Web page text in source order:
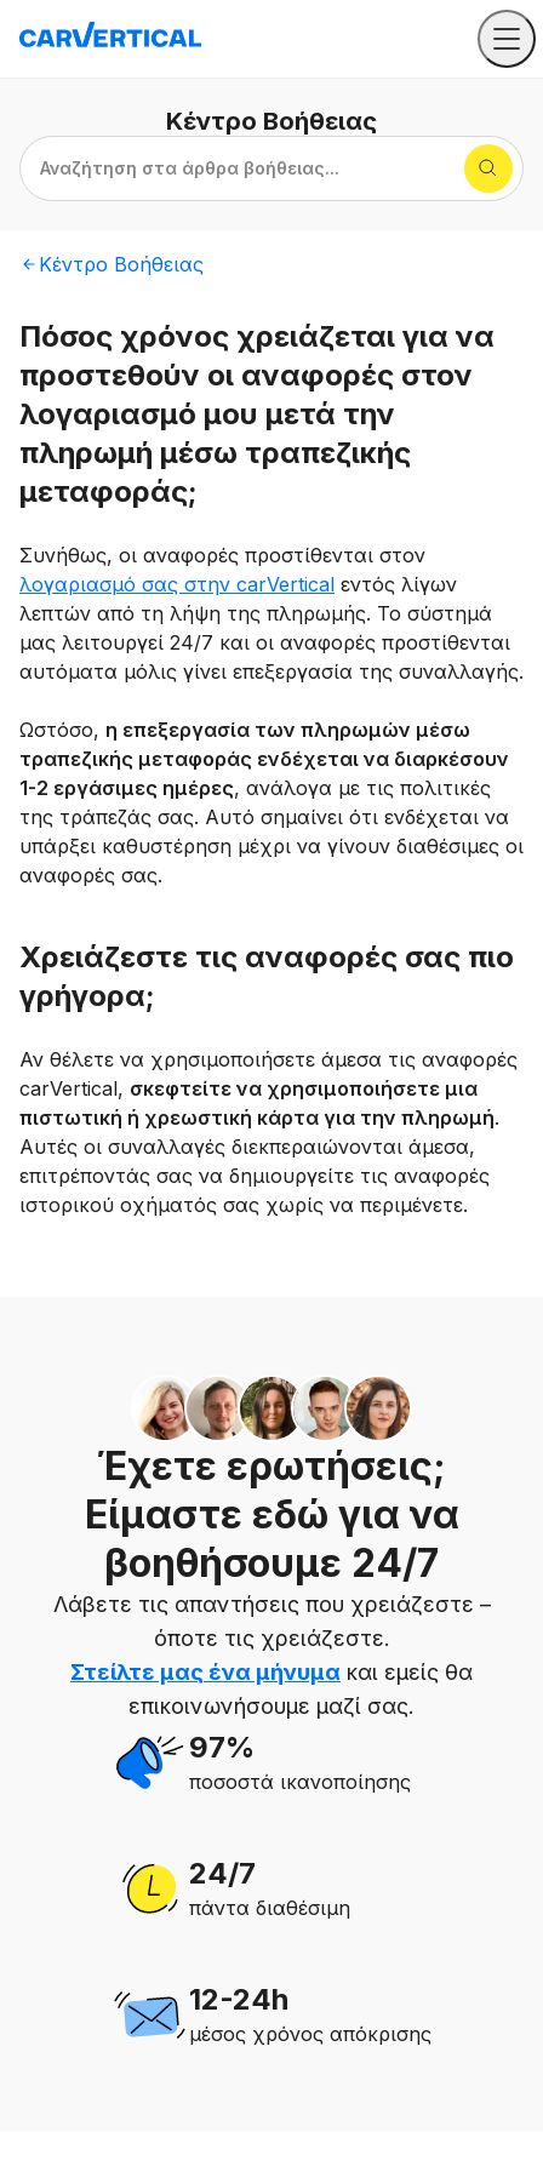
Κέντρο Βοήθειας
Αναζήτηση στα άρθρα βοήθειας...
Κέντρο Βοήθειας
Πόσος χρόνος χρειάζεται για να
προστεθούν οι αναφορές στον
λογαριασμό μου μετά την
πληρωμή μέσω τραπεζικής
μεταφοράς;
Συνήθως, οι αναφορές προστίθενται στον
λογαριασμό σας στην carVertical εντός λίγων
λεπτών από τη λήψη της πληρωμής. Το σύστημά
μας λειτουργεί 24/7 και οι αναφορές προστίθενται
αυτόματα μόλις γίνει επεξεργασία της συναλλαγής.
Ωστόσο, η επεξεργασία των πληρωμών μέσω
τραπεζικής μεταφοράς ενδέχεται να διαρκέσουν
1-2 εργάσιμες ημέρες, ανάλογα με τις πολιτικές
της τράπεζάς σας. Αυτό σημαίνει ότι ενδέχεται να
υπάρξει καθυστέρηση μέχρι να γίνουν διαθέσιμες οι
αναφορές σας.
Χρειάζεστε τις αναφορές σας πιο
γρήγορα;
Αν θέλετε να χρησιμοποιήσετε άμεσα τις αναφορές
carVertical, σκεφτείτε να χρησιμοποιήσετε μια
πιστωτική ή χρεωστική κάρτα για την πληρωμή.
Αυτές οι συναλλαγές διεκπεραιώνονται άμεσα,
επιτρέποντάς σας να δημιουργείτε τις αναφορές
ιστορικού οχήματός σας χωρίς να περιμένετε.
Έχετε ερωτήσεις;
Είμαστε εδώ για να
βοηθήσουμε 24/7
Λάβετε τις απαντήσεις που χρειάζεστε –
όποτε τις χρειάζεστε.
Στείλτε μας ένα μήνυμα και εμείς θα
επικοινωνήσουμε μαζί σας.
97%
ποσοστά ικανοποίησης
24/7
πάντα διαθέσιμη
12-24h
μέσος χρόνος απόκρισης